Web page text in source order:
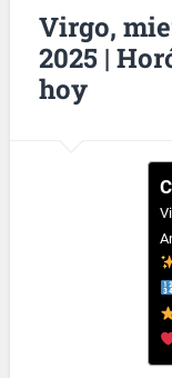
Virgo,
2025 |
hoy